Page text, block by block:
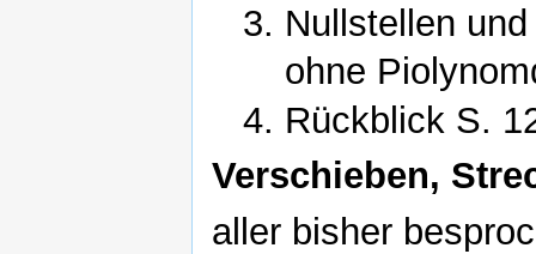
Nullstellen
ohne
Rückblick S.
Verschieben,
aller bisher